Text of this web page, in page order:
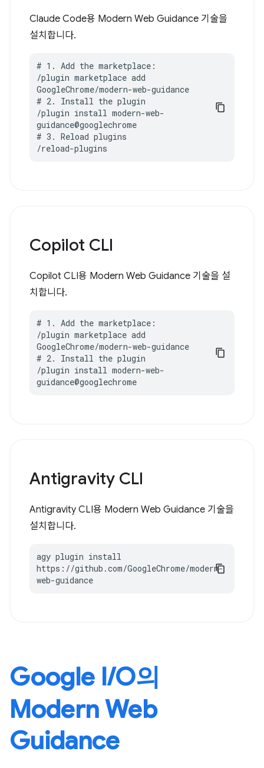
Claude Code용 Modern Web Guidance 기술을
설치합니다.
# 1. Add the marketplace:
/plugin marketplace add
GoogleChrome/modern-web-guidance
# 2. Install the plugin
/plugin install modern-web-
guidance@googlechrome
# 3. Reload plugins
/reload-plugins
Copilot CLI
Copilot CLI용 Modern Web Guidance 기술을 설
치합니다.
# 1. Add the marketplace:
/plugin marketplace add
GoogleChrome/modern-web-guidance
# 2. Install the plugin
/plugin install modern-web-
guidance@googlechrome
Antigravity CLI
Antigravity CLI용 Modern Web Guidance 기술을
설치합니다.
agy plugin install
https://github.com/GoogleChrome/modern-
web-guidance
Google I / O의
Modern Web
Guidance